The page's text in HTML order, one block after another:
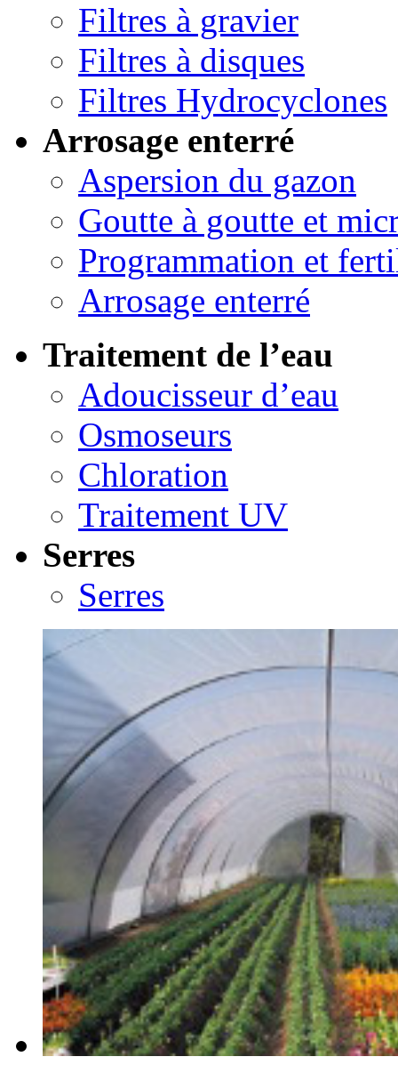
Filtres à gravier
Filtres à disques
Filtres Hydrocyclones
Arrosage enterré
Aspersion du gazon
Goutte à goutte et
Programmation et
Arrosage enterré
Traitement de l’eau
Adoucisseur d’eau
Osmoseurs
Chloration
Traitement UV
Serres
Serres